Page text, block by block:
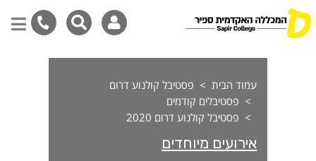
דילוג
המרכזי
שדרותים
עמוד הבית
פסטיבל קולנוע דרום
פסטיבלים קודמים
פסטיבל קולנוע דרום 2020
אירועים מיוחדים